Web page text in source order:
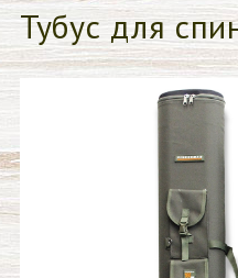
Тубус для